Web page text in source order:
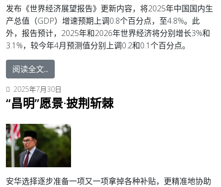
发布《世界经济展望报告》更新内容，将2025年中国国内生
产总值（GDP）增速预期上调0.8个百分点，至4.8%。此
外，报告预计，2025年和2026年世界经济将分别增长3%和
3.1%，较今年4月预测值分别上调0.2和0.1个百分点。
阅读全文...
2025年7月30日
“昌明”愿景·披荆斩棘
安华选择逐步准备一项又一项拿掉各种补贴，更精准地协助